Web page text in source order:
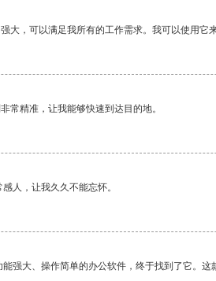
大，可以满足我所有的工作需求。我可以使用它
常精准，让我能够快速到达目的地。
人，让我久久不能忘怀。
强大、操作简单的办公软件，终于找到了它。